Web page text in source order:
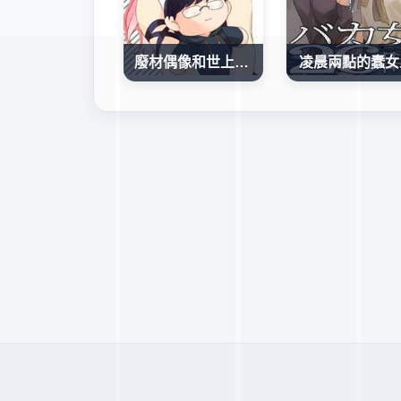
廢材偶像和世上唯一的粉絲 凌晨兩點的蠢